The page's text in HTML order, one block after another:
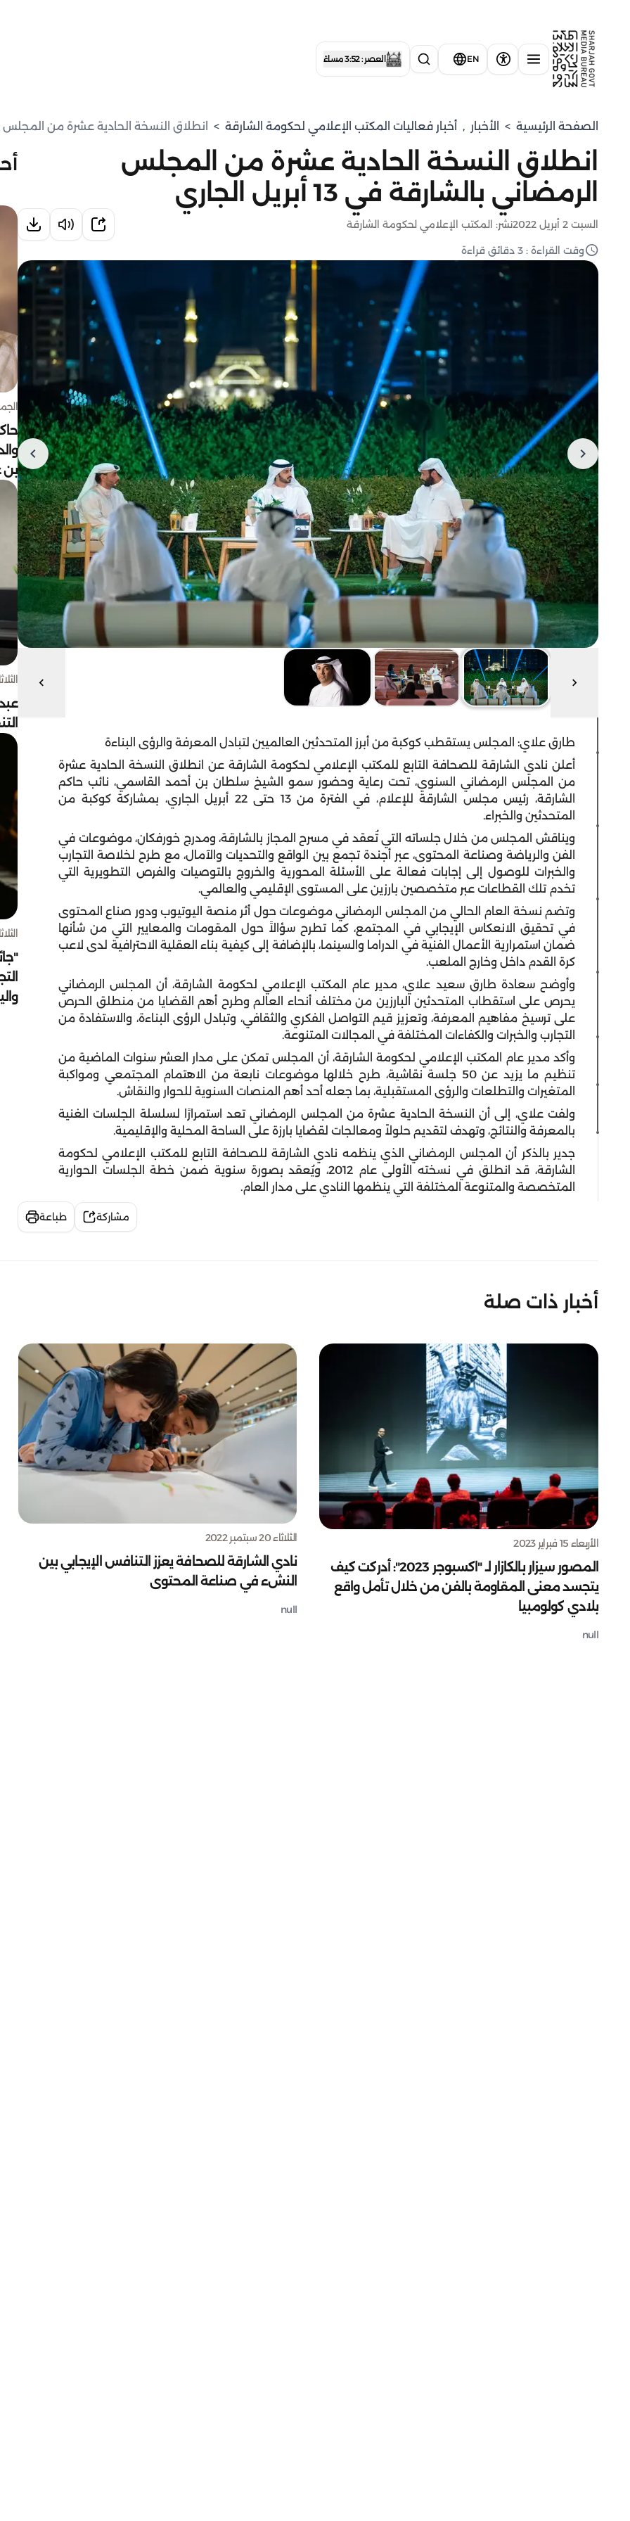
EN العصر : 3:52 مساءً
الصفحة الرئيسية > الأخبار , أخبار فعاليات المكتب الإعلامي لحكومة الشارقة > انطلاق النسخة الحادية عشرة من المجلس الرمضاني
انطلاق النسخة الحادية عشرة من المجلس
الرمضاني بالشارقة في 13 أبريل الجاري
السبت 2 أبريل 2022 نشر: المكتب الإعلامي لحكومة الشارقة
وقت القراءة : 3 دقائق قراءة
طارق علاي: المجلس يستقطب كوكبة من أبرز المتحدثين العالميين لتبادل المعرفة والرؤى البناءة
أعلن نادي الشارقة للصحافة التابع للمكتب الإعلامي لحكومة الشارقة عن انطلاق النسخة الحادية عشرة
من المجلس الرمضاني السنوي، تحت رعاية وحضور سمو الشيخ سلطان بن أحمد القاسمي، نائب حاكم
الشارقة، رئيس مجلس الشارقة للإعلام، في الفترة من 13 حتى 22 أبريل الجاري، بمشاركة كوكبة من
المتحدثين والخبراء.
ويناقش المجلس من خلال جلساته التي تُعقد في مسرح المجاز بالشارقة، ومدرج خورفكان، موضوعات في
الفن والرياضة وصناعة المحتوى، عبر أجندة تجمع بين الواقع والتحديات والآمال، مع طرح لخلاصة التجارب
والخبرات للوصول إلى إجابات فعالة على الأسئلة المحورية والخروج بالتوصيات والفرص التطويرية التي
تخدم تلك القطاعات عبر متخصصين بارزين على المستوى الإقليمي والعالمي.
وتضم نسخة العام الحالي من المجلس الرمضاني موضوعات حول أثر منصة اليوتيوب ودور صناع المحتوى
في تحقيق الانعكاس الإيجابي في المجتمع، كما تطرح سؤالاً حول المقومات والمعايير التي من شأنها
ضمان استمرارية الأعمال الفنية في الدراما والسينما، بالإضافة إلى كيفية بناء العقلية الاحترافية لدى لاعب
كرة القدم داخل وخارج الملعب.
وأوضح سعادة طارق سعيد علاي، مدير عام المكتب الإعلامي لحكومة الشارقة، أن المجلس الرمضاني
يحرص على استقطاب المتحدثين البارزين من مختلف أنحاء العالم وطرح أهم القضايا من منطلق الحرص
على ترسيخ مفاهيم المعرفة، وتعزيز قيم التواصل الفكري والثقافي، وتبادل الرؤى البناءة، والاستفادة من
التجارب والخبرات والكفاءات المختلفة في المجالات المتنوعة.
وأكد مدير عام المكتب الإعلامي لحكومة الشارقة، أن المجلس تمكن على مدار العشر سنوات الماضية من
تنظيم ما يزيد عن 50 جلسة نقاشية، طرح خلالها موضوعات نابعة من الاهتمام المجتمعي ومواكبة
المتغيرات والتطلعات والرؤى المستقبلية، بما جعله أحد أهم المنصات السنوية للحوار والنقاش.
ولفت علاي، إلى أن النسخة الحادية عشرة من المجلس الرمضاني تعد استمرارًا لسلسلة الجلسات الغنية
بالمعرفة والنتائج، وتهدف لتقديم حلولاً ومعالجات لقضايا بارزة على الساحة المحلية والإقليمية.
جدير بالذكر أن المجلس الرمضاني الذي ينظمه نادي الشارقة للصحافة التابع للمكتب الإعلامي لحكومة
الشارقة، قد انطلق في نسخته الأولى عام 2012، ويُعقد بصورة سنوية ضمن خطة الجلسات الحوارية
المتخصصة والمتنوعة المختلفة التي ينظمها النادي على مدار العام.
مشاركة طباعة
الجمعة 7
بن
الثلاثاء 4
الثلاثاء 4
أخبار ذات صلة
الأربعاء 15 فبراير 2023
المصور سيزار بالكازار لـ "اكسبوجر 2023": أدركت كيف
يتجسد معنى المقاومة بالفن من خلال تأمل واقع
بلادي كولومبيا
null
الثلاثاء 20 سبتمبر 2022
نادي الشارقة للصحافة يعزز التنافس الإيجابي بين
النشء في صناعة المحتوى
null